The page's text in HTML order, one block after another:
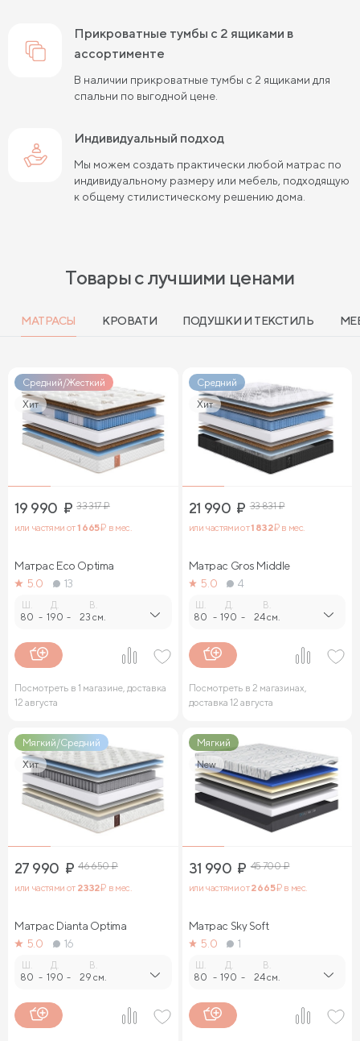
прикроватные тумбы с 2 ящиками в
ассортименте
В наличии прикроватные тумбы с 2 ящиками для
спальни по выгодной цене.
Индивидуальный подход
Мы можем создать практически любой матрас по
индивидуальному размеру или мебель, подходящую
к общему стилистическому решению дома.
Товары с лучшими ценами
МАТРАСЫ КРОВАТИ ПОДУШКИ И ТЕКСТИЛЬ
Средний/Жесткий
Хит
19 990 ₽ 33 317₽
или частями от1 665₽ в мес.
Матрас Eco Optima
5.0
13
80 -
Д.
190 -
В.
23 см.
Посмотреть в 1 магазине, доставка
12 августа
Средний
Хит
21 990 ₽ 33 831₽
или частями от1 832₽ в мес.
Матрас Gros Middle
5.0
4
80 -
Д.
190 -
В.
24 см.
Посмотреть в 2 магазинах,
доставка 12 августа
Мягкий/Средний
Хит
27 990 ₽ 46 650₽
или частями от 2 332₽ в мес.
Матрас Dianta Optima
5.0
16
80 -
Д.
190 -
В.
29 см.
Мягкий
New
31 990 ₽ 45 700₽
или частями от2 665₽ в мес.
Матрас Sky Soft
5.0
1
80 -
Д.
190 -
В.
24 см.